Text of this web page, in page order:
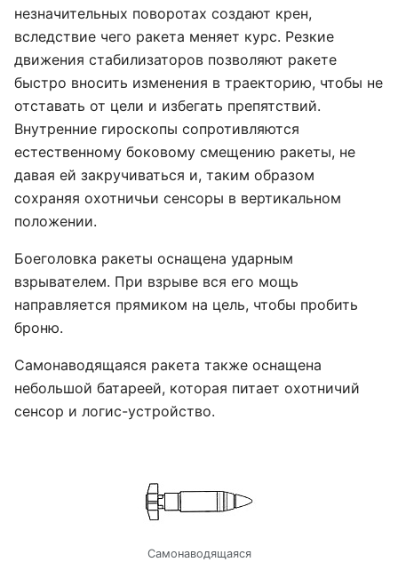
незначительных поворотах создают крен,
вследствие чего ракета меняет курс. Резкие
движения стабилизаторов позволяют ракете
быстро вносить изменения в траекторию, чтобы не
отставать от цели и избегать препятствий.
Внутренние гироскопы сопротивляются
естественному боковому смещению ракеты, не
давая ей закручиваться и, таким образом
сохраняя охотничьи сенсоры в вертикальном
положении.
Боеголовка ракеты оснащена ударным
взрывателем. При взрыве вся его мощь
направляется прямиком на цель, чтобы пробить
броню.
Самонаводящаяся ракета также оснащена
небольшой батареей, которая питает охотничий
сенсор и логис-устройство.
Самонаводящаяся